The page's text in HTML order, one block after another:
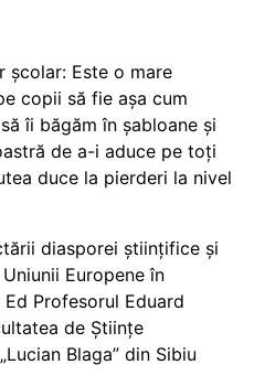
școlar: Este o mare
copii să fie așa cum
îi băgăm în șabloane și
de a-i aduce pe toți
duce la pierderi la nivel
diasporei științifice și
Europene în
Profesorul Eduard
de Științe
Blaga” din Sibiu